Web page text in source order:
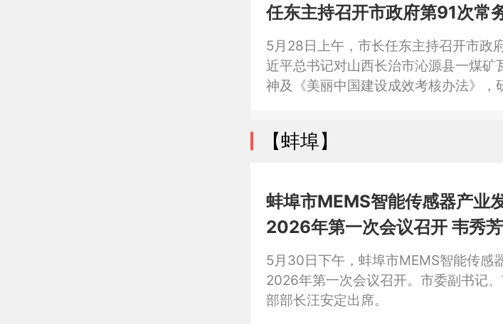
任东主持召开市政府第91次常
5月28日上午，市长任东主持召开市政
近平总书记对山西长治市沁源县一煤
神及《美丽中国建设成效考核办法》，
【蚌埠】
蚌埠市MEMS智能传感器产业
2026年第一次会议召开 韦秀
5月30日下午，蚌埠市MEMS智能传感
2026年第一次会议召开。市委副书记
部部长汪安定出席。